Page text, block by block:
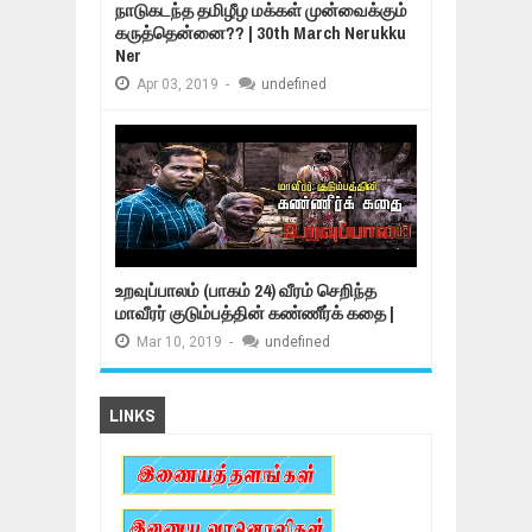
நாடுகடந்த தமிழீழ மக்கள் முன்வைக்கும்
கருத்தென்னை?? | 30th March Nerukku
Ner
Apr 03, 2019 - undefined
உறவுப்பாலம் (பாகம் 24) வீரம் செறிந்த
மாவீரர் குடும்பத்தின் கண்ணீர்க் கதை |
Mar 10, 2019 - undefined
LINKS